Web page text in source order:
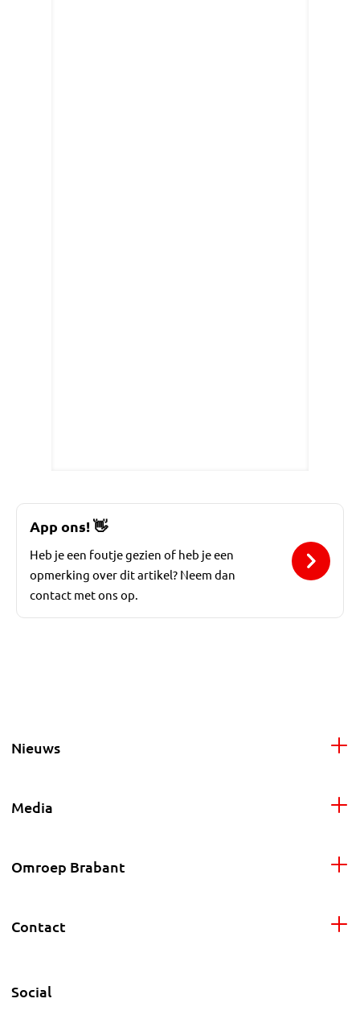
App ons!👋
Heb je een foutje gezien of heb je een
opmerking over dit artikel? Neem dan
contact met ons op.
Nieuws
Media
Omroep Brabant
Contact
Social